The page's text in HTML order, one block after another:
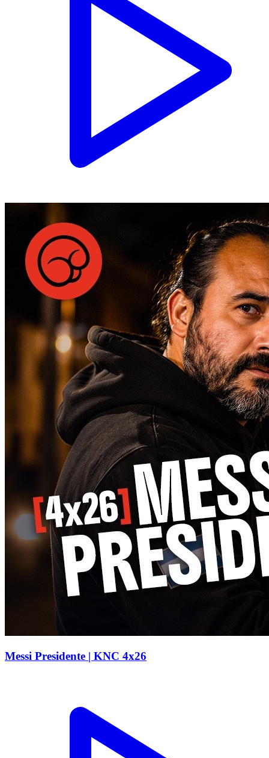
Messi Presidente | KNC 4x26